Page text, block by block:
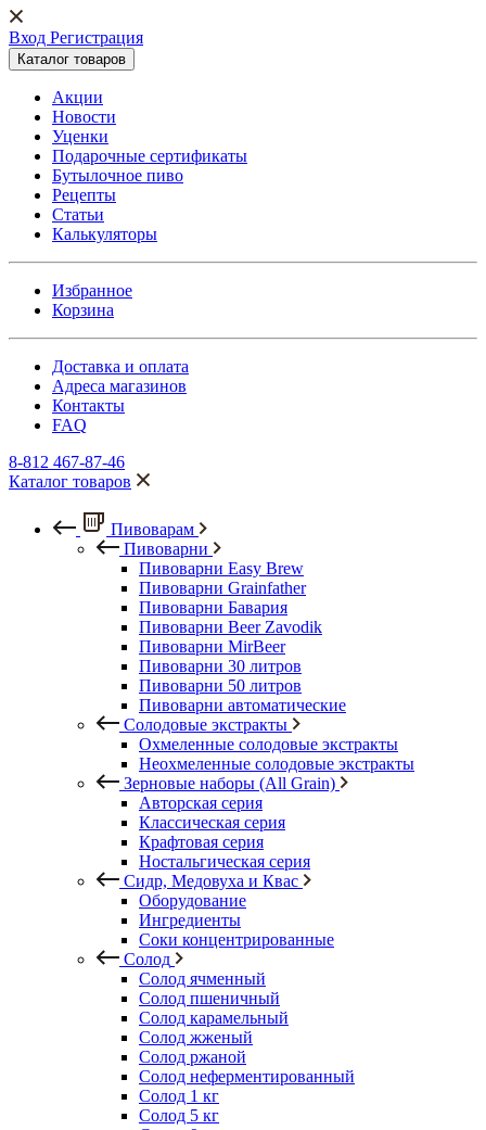
Вход Регистрация
Каталог товаров
Акции
Новости
Уценки
Подарочные сертификаты
Бутылочное пиво
Рецепты
Статьи
Калькуляторы
Избранное
Корзина
Доставка и оплата
Адреса магазинов
Контакты
FAQ
8-812 467-87-46
Каталог товаров
Пивоварам
Пивоварни
Пивоварни Easy Brew
Пивоварни Grainfather
Пивоварни Бавария
Пивоварни Beer Zavodik
Пивоварни MirBeer
Пивоварни 30 литров
Пивоварни 50 литров
Пивоварни автоматические
Солодовые экстракты
Охмеленные солодовые экстракты
Неохмеленные солодовые экстракты
Зерновые наборы (All Grain)
Авторская серия
Классическая серия
Крафтовая серия
Ностальгическая серия
Сидр, Медовуха и Квас
Оборудование
Ингредиенты
Соки концентрированные
Солод
Солод ячменный
Солод пшеничный
Солод карамельный
Солод жженый
Солод ржаной
Солод неферментированный
Солод 1 кг
Солод 5 кг